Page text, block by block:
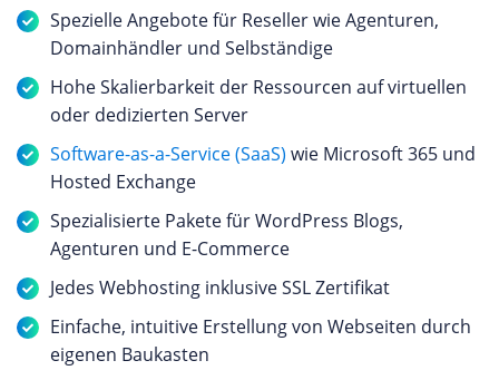
Spezielle Angebote für Reseller wie Agenturen,
Domainhändler und Selbständige
Hohe Skalierbarkeit der Ressourcen auf virtuellen
oder dedizierten Server
Software-as-a-Service (SaaS) wie Microsoft 365 und
Hosted Exchange
Spezialisierte Pakete für WordPress Blogs,
Agenturen und E-Commerce
Jedes Webhosting inklusive SSL Zertifikat
Einfache, intuitive Erstellung von Webseiten durch
eigenen Baukasten